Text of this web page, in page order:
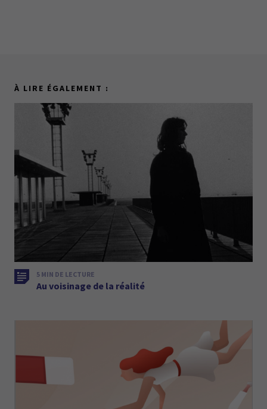
À LIRE ÉGALEMENT :
5 MIN DE LECTURE
Au voisinage de la réalité